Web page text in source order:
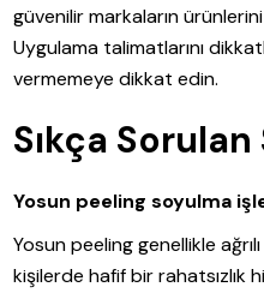
güvenilir markaların
Uygulama talimatlarını
vermemeye dikkat edin.
Sıkça
Yosun peeling soyulma
Yosun peeling genellikle
kişilerde hafif bir rahatsızlık